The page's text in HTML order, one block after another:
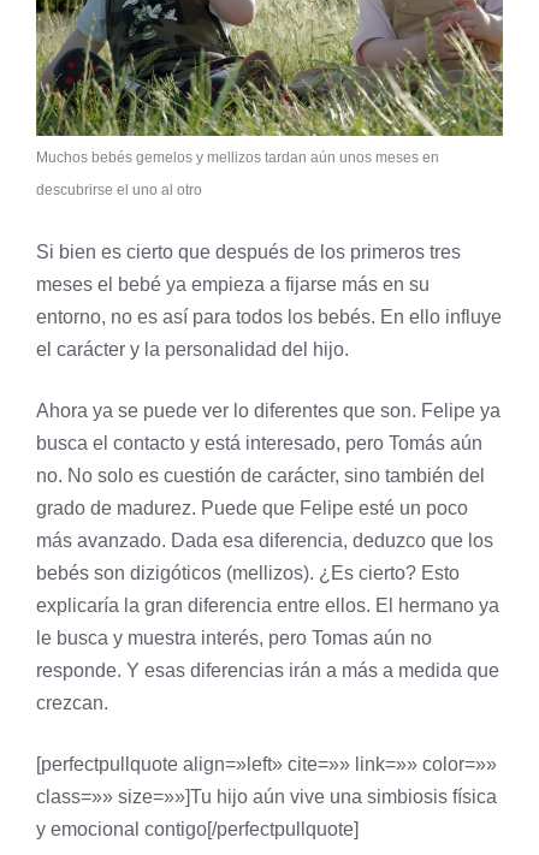
Muchos bebés gemelos y mellizos tardan aún unos meses en
descubrirse el uno al otro
Si bien es cierto que después de los primeros tres
meses el bebé ya empieza a fijarse más en su
entorno, no es así para todos los bebés. En ello influye
el carácter y la personalidad del hijo.
Ahora ya se puede ver lo diferentes que son. Felipe ya
busca el contacto y está interesado, pero Tomás aún
no. No solo es cuestión de carácter, sino también del
grado de madurez. Puede que Felipe esté un poco
más avanzado. Dada esa diferencia, deduzco que los
bebés son dizigóticos (mellizos). ¿Es cierto? Esto
explicaría la gran diferencia entre ellos. El hermano ya
le busca y muestra interés, pero Tomas aún no
responde. Y esas diferencias irán a más a medida que
crezcan.
[perfectpullquote align=»left» cite=»» link=»» color=»»
class=»» size=»»]Tu hijo aún vive una simbiosis física
y emocional contigo[/perfectpullquote]